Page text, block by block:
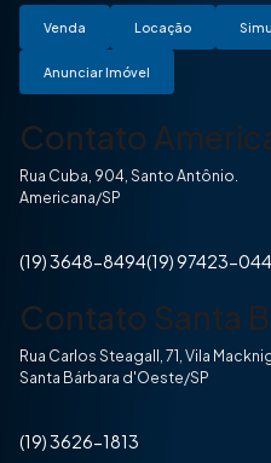
Venda Locação
Anunciar Imóvel
Contato
Rua Cuba, 904, Santo Antônio.
Americana/SP
(19) 3648-8494(19) 97423-
Contato Santa
Rua Carlos Steagall, 71, Vila
Santa Bárbara d'Oeste/SP
(19) 3626-1813